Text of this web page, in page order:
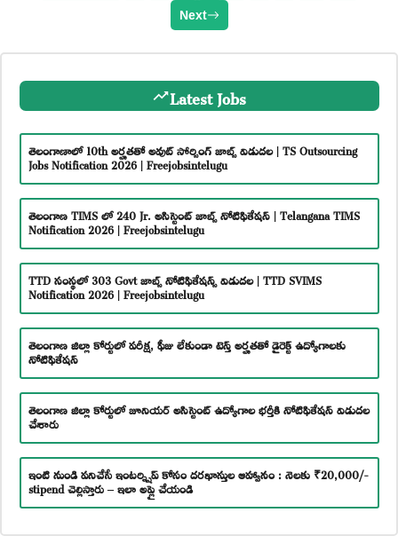
Next
Latest Jobs
తెలంగాణాలో 10th అర్హతతో అవుట్ సోర్సింగ్ జాబ్స్ విడుదల | TS Outsourcing
Jobs Notification 2026 | Freejobsintelugu
తెలంగాణ TIMS లో 240 Jr. అసిస్టెంట్ జాబ్స్ నోటిఫికేషన్ | Telangana TIMS
Notification 2026 | Freejobsintelugu
TTD సంస్థలో 303 Govt జాబ్స్ నోటిఫికేషన్స్ విడుదల | TTD SVIMS
Notification 2026 | Freejobsintelugu
తెలంగాణ జిల్లా కోర్టులో పరీక్ష, ఫీజు లేకుండా టెన్త్ అర్హతతో డైరెక్ట్ ఉద్యోగాలకు
నోటిఫికేషన్
తెలంగాణ జిల్లా కోర్టులో జూనియర్ అసిస్టెంట్ ఉద్యోగాల భర్తీకి నోటిఫికేషన్ విడుదల
చేశారు
ఇంటి నుండి పనిచేసే ఇంటర్న్షిప్ కోసం దరఖాస్తుల ఆహ్వానం : నెలకు ₹20,000/-
stipend చెల్లిస్తారు – ఇలా అప్లై చేయండి